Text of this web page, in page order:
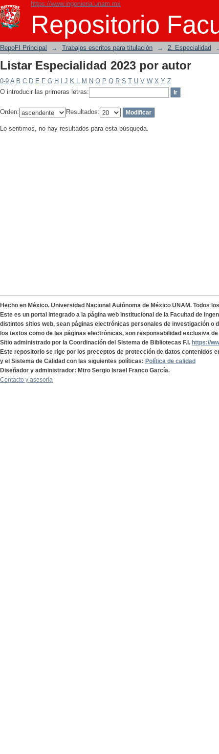
https://www.ingenieria.unam.mx
Repositorio
Listar Especialidad 2023 por autor
RepoFI Principal → Trabajos escritos para titulación → 2. Especialidad
Listar Especialidad 2023 por autor
0-9 A B C D E F G H J K L M N O P Q R S T U V W X Y Z
O introducir las primeras letras:
Orden: Resultados:
Lo sentimos, no hay resultados para esta búsqueda.
Hecho en México. Universidad Nacional Autónoma de México UNAM. Todos
Este es un portal integrado a la página web institucional de la Facultad de
distintos sitios web, sean páginas electrónicas personales de investigación o
los textos como de las páginas electrónicas, son responsabilidad exclusiva
Sitio administrado por la Coordinación del Sistema de Bibliotecas F.I. https://
Este repositorio se rige por los preceptos de protección de datos contenidos
y el Sistema de Calidad con las siguientes políticas: Política de calidad
Diseñador y administrador: Mtro Sergio Israel Franco García.
Contacto y asesoría